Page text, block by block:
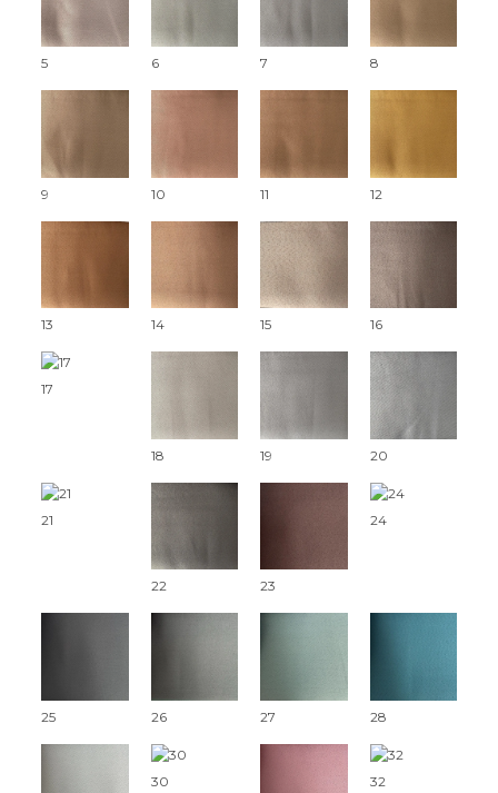
5 6 7 8
9 10 11 12
13 14 15 16
17
18 19 20
21
22 23
24
25 26 27 28
30 32